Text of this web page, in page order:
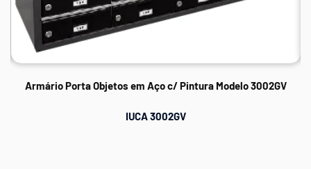
Armário Porta Objetos em Aço c/ Pintura Modelo 3002GV
IUCA 3002GV